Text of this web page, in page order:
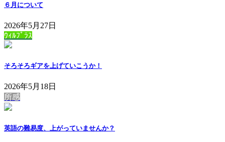
６月について
2026年5月27日
ｳｨﾙﾌﾟﾗｽ
そろそろギアを上げていこうか！
2026年5月18日
所感
英語の難易度、上がっていませんか？